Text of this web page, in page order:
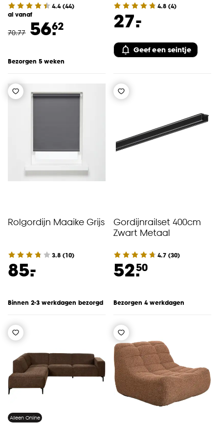
4.4(44)
al vanaf
70.77 56.62
Bezorgen 5 weken
4.8 (4)
27.
-
Geef een seintje
Rolgordijn Maaike Grijs
3.8 (10)
85.
-
Binnen 2-3 werkdagen bezorgd
Gordijnrailset 400cm
Zwart Metaal
4.7 (30)
52.50
Bezorgen 4 werkdagen
Alleen Online